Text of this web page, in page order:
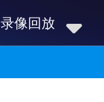
录像回放